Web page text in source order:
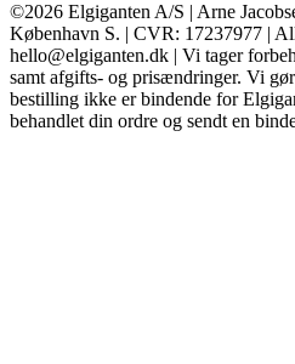
©2026 Elgiganten A/S | Arne
København S. | CVR: 17237977 |
hello@elgiganten.dk | Vi tager
samt afgifts- og prisændringer. Vi
bestilling ikke er bindende for
behandlet din ordre og sendt en